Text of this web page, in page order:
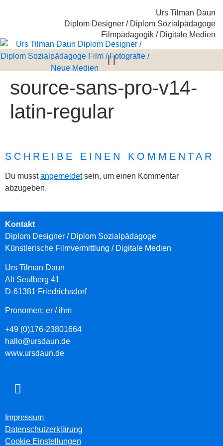
Urs Tilman Daun
Diplom Designer / Diplom Sozialpädagoge
Filmpädagogik / Digitale Medien
source-sans-pro-v14-
latin-regular
SCHREIBE EINEN KOMMENTAR
Du musstangemeldetsein, um einen Kommentar
abzugeben.
Kontakt
Diplom Designer / Diplom Sozialpädagoge
Künstlerische Filmvermittlung / Digitale Medien
Urs Tilman Daun
Alt Seulberg 41
D-61381 Friedrichsdorf
Pronomen: er / ihm
+49 (0)176-23801664
hallo@ursdaun.de
www.ursdaun.de
Impressum
Datenschutzerklärung
Cookie Einstellungen